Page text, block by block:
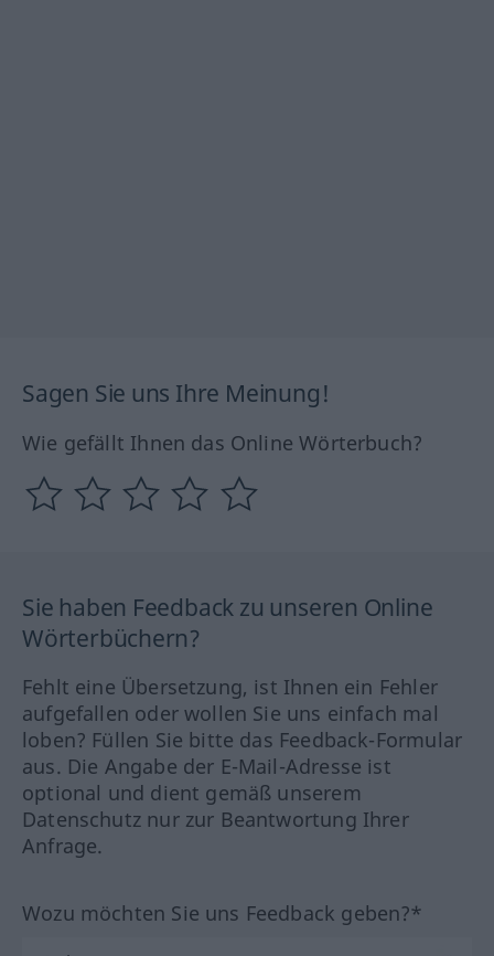
Sagen Sie uns Ihre Meinung!
Wie gefällt Ihnen das Online Wörterbuch?
Sie haben Feedback zu unseren Online
Wörterbüchern?
Fehlt eine Übersetzung, ist Ihnen ein Fehler
aufgefallen oder wollen Sie uns einfach mal
loben? Füllen Sie bitte das Feedback-Formular
aus. Die Angabe der E-Mail-Adresse ist
optional und dient gemäß unserem
Datenschutz nur zur Beantwortung Ihrer
Anfrage.
Wozu möchten Sie uns Feedback geben?*